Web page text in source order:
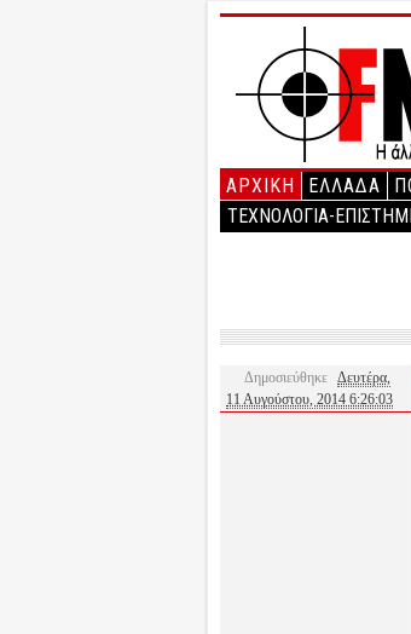
ΑΡΧΙΚΉ ΕΛΛΑΔΑ
ΤΕΧΝΟΛΟΓΙΑ-
Δημοσιεύθηκε Δευτέρα,
11 Αυγούστου, 2014 6:26:03